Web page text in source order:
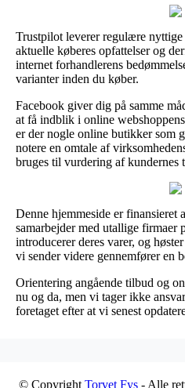
Trustpilot leverer regulære
aktuelle køberes opfattelser og
internet forhandlerens
varianter inden du køber.
Facebook giver dig på samme
at få indblik i online
er der nogle online butikker som
notere en omtale af
bruges til vurdering af kundernes
Denne hjemmeside er
samarbejder med utallige firmaer
introducerer deres varer, og
vi sender videre gennemfører en
Orientering angående tilbud og
nu og da, men vi tager ikke
foretaget efter at vi senest
© Copyright Torvet Fys- Alle